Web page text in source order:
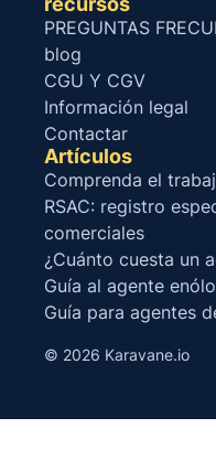
PREGUNTAS
blog
CGU Y CGV
Información legal
Contactar
Artículos
Comprenda el
RSAC: registro
comerciales
¿Cuánto cuesta un
Guía al agente
Guía para agentes
© 2026 Karavane.io